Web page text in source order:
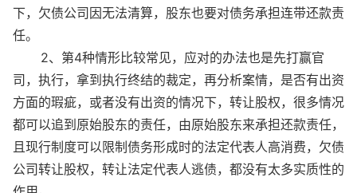
下，欠债公司因无法清算，股东也要对债务承担连带还款责
任。
2、第4种情形比较常见，应对的办法也是先打赢官
司，执行，拿到执行终结的裁定，再分析案情，是否有出资
方面的瑕疵，或者没有出资的情况下，转让股权，很多情况
都可以追到原始股东的责任，由原始股东来承担还款责任，
且现行制度可以限制债务形成时的法定代表人高消费，欠债
公司转让股权，转让法定代表人逃债，都没有太多实质性的